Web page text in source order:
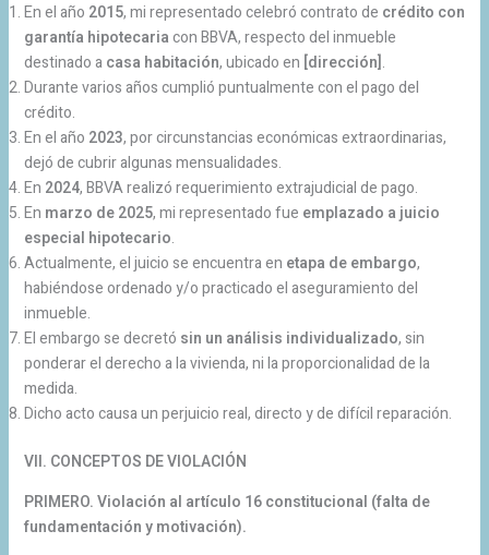
En el año 2015, mi representado celebró contrato de crédito con
garantía hipotecariacon BBVA, respecto del inmueble
destinado acasa habitación, ubicado en [dirección].
Durante varios años cumplió puntualmente con el pago del
crédito.
En el año 2023, por circunstancias económicas extraordinarias,
dejó de cubrir algunas mensualidades.
En 2024, BBVA realizó requerimiento extrajudicial de pago.
En marzo de 2025, mi representado fue emplazado a juicio
especial hipotecario.
Actualmente, el juicio se encuentra en etapa de embargo,
habiéndose ordenado y/o practicado el aseguramiento del
inmueble.
El embargo se decretó sin un análisis individualizado, sin
ponderar el derecho a la vivienda, ni la proporcionalidad de la
medida.
Dicho acto causa un perjuicio real, directo y de difícil reparación.
VII. CONCEPTOS DE VIOLACIÓN
PRIMERO. Violación al artículo 16 constitucional (falta de
fundamentación y motivación).